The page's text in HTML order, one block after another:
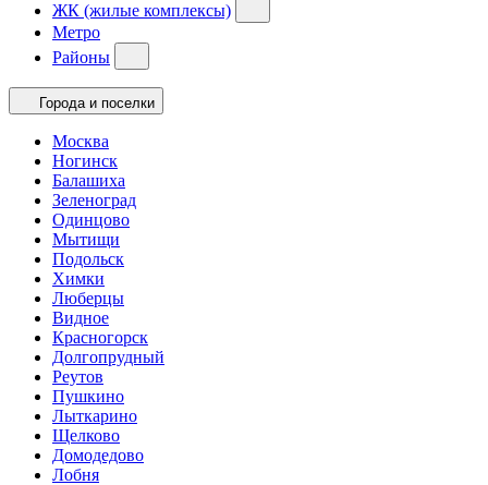
ЖК (жилые комплексы)
Метро
Районы
Города и поселки
Москва
Ногинск
Балашиха
Зеленоград
Одинцово
Мытищи
Подольск
Химки
Люберцы
Видное
Красногорск
Долгопрудный
Реутов
Пушкино
Лыткарино
Щелково
Домодедово
Лобня